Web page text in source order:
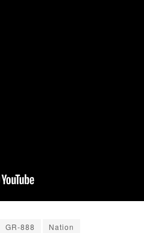
GR-888 Nation